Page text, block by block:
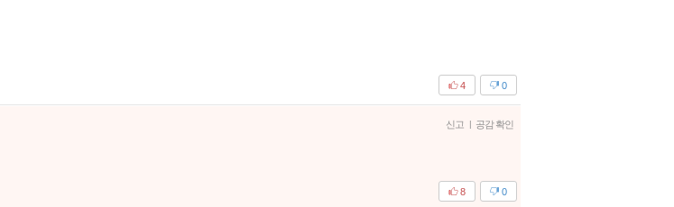
0
4
신고 | 공감 확인
0
8